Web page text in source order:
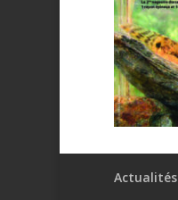
Actualités